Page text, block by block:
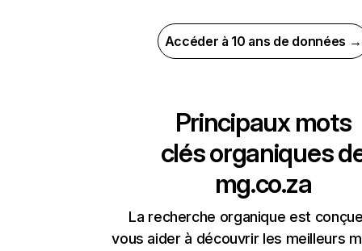
Accéder à 10 ans de données →
Principaux mots
clés organiques
mg.co.za
La recherche organique est
vous aider à découvrir les meilleurs